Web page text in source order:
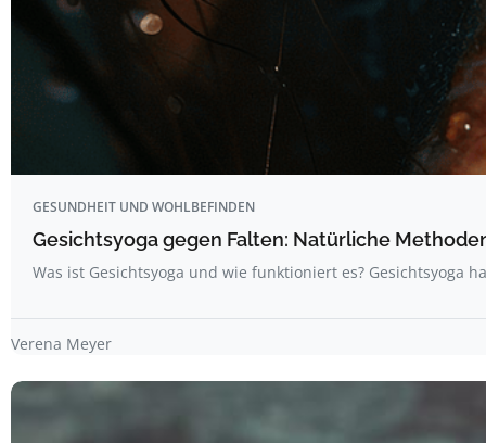
GESUNDHEIT UND WOHLBEFINDEN
Gesichtsyoga gegen Falten: Natürliche
Was ist Gesichtsyoga und wie funktioniert es? Gesichtsyoga
Verena Meyer